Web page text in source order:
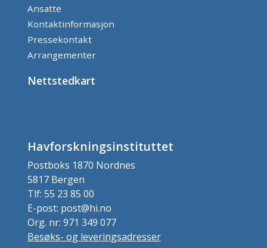
Ansatte
Kontaktinformasjon
Pressekontakt
Arrangementer
Nettstedkart
Havforskningsinstituttet
Postboks 1870 Nordnes
5817 Bergen
Tlf: 55 23 85 00
E-post: post@hi.no
Org. nr: 971 349 077
Besøks- og leveringsadresser